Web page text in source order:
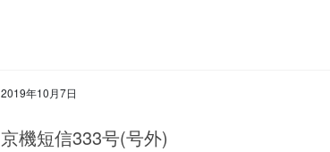
2019年10月7日
京機短信333号(号外)